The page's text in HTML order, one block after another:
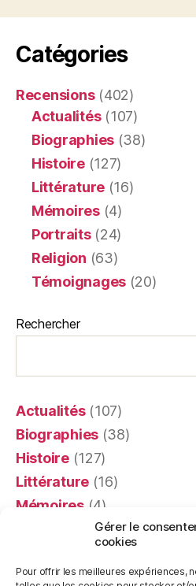
Gérer le
cookies
Pour offrir les meilleures expériences,
Catégories
Recensions(402)
Actualités(107)
Biographies (38)
Histoire(127)
Littérature (16)
Mémoires(4)
Portraits(24)
Religion (63)
Témoignages (20)
Rechercher
Actualités(107)
Biographies (38)
Histoire(127)
Littérature (16)
Mémoires(4)
(24)
Religion(63)